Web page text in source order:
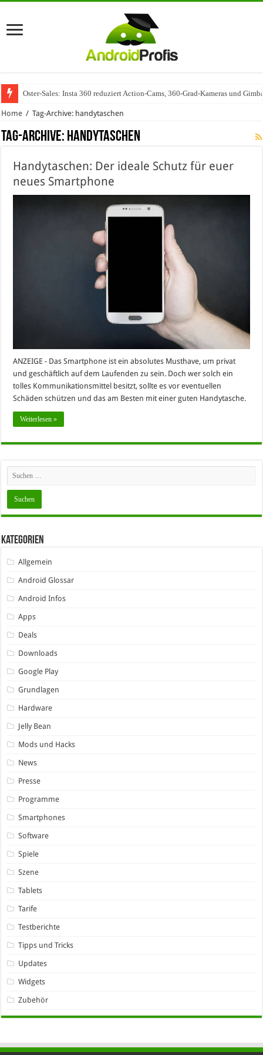
Oster-Sales: Insta 360 reduziert Action-Cams, 360-Grad-Kameras und
Home / Tag-Archive: handytaschen
Tag-Archive: handytaschen
Handytaschen: Der ideale Schutz für euer
neues Smartphone
ANZEIGE - Das Smartphone ist ein absolutes Musthave, um privat
und geschäftlich auf dem Laufenden zu sein. Doch wer solch ein
tolles Kommunikationsmittel besitzt, sollte es vor eventuellen
Schäden schützen und das am Besten mit einer guten Handytasche.
Weiterlesen »
Kategorien
Allgemein
Android Glossar
Android Infos
Apps
Deals
Downloads
Google Play
Grundlagen
Hardware
Jelly Bean
Mods und Hacks
News
Presse
Programme
Smartphones
Software
Spiele
Szene
Tablets
Tarife
Testberichte
Tipps und Tricks
Updates
Widgets
Zubehör